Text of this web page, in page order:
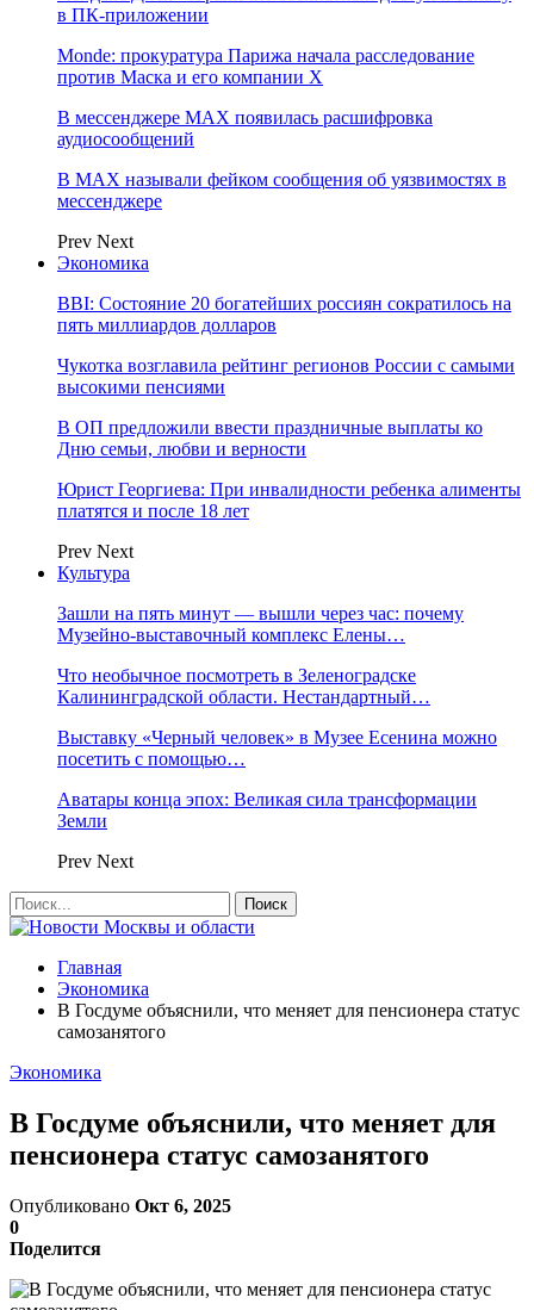
в ПК-приложении
Monde: прокуратура Парижа начала расследование
против Маска и его компании X
В мессенджере MAX появилась расшифровка
аудиосообщений
В МAX называли фейком сообщения об уязвимостях в
мессенджере
Prev Next
Экономика
BBI: Состояние 20 богатейших россиян сократилось на
пять миллиардов долларов
Чукотка возглавила рейтинг регионов России с самыми
высокими пенсиями
В ОП предложили ввести праздничные выплаты ко
Дню семьи, любви и верности
Юрист Георгиева: При инвалидности ребенка алименты
платятся и после 18 лет
Prev Next
Культура
Зашли на пять минут — вышли через час: почему
Музейно-выставочный комплекс Елены…
Что необычное посмотреть в Зеленоградске
Калининградской области. Нестандартный…
Выставку «Черный человек» в Музее Есенина можно
посетить с помощью…
Аватары конца эпох: Великая сила трансформации
Земли
Prev Next
Главная
Экономика
В Госдуме объяснили, что меняет для пенсионера статус
самозанятого
Экономика
В Госдуме объяснили, что меняет для
пенсионера статус самозанятого
Опубликовано Окт 6, 2025
0
Поделится